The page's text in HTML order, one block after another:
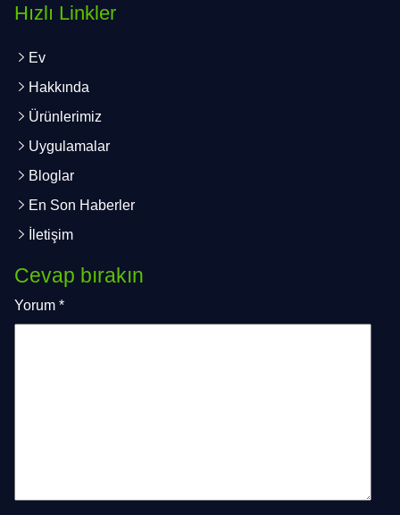
Hızlı Linkler
Ev
Hakkında
Ürünlerimiz
Uygulamalar
Bloglar
En Son Haberler
İletişim
Cevap bırakın
Yorum *